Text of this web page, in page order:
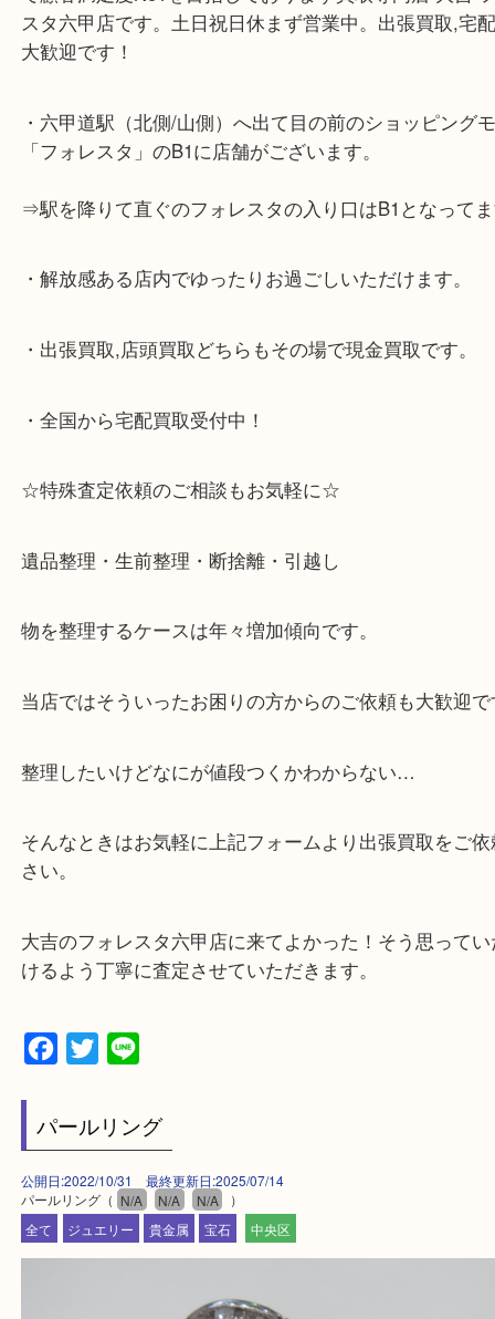
※宅配買取は、事前にライン査定で1万円以上が出
☆当店の特徴☆
・神戸市灘区,神戸市東灘区,西宮,神戸市北区,西宮,
で顧客満足度No1を目指しております買取専門店
大歓迎です！
・六甲道駅（北側/山側）へ出て目の前のショッピ
「フォレスタ」のB1に店舗がございます。
⇒駅を降りて直ぐのフォレスタの入り口はB1とな